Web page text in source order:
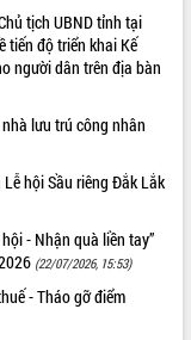
tịch UBND tỉnh tại
tiến độ triển khai Kế
người dân trên địa bàn
lưu trú công nhân
hội Sầu riêng Đắk Lắk
- Nhận quà liền tay”
(22/07/2026, 15:53)
- Tháo gỡ điểm